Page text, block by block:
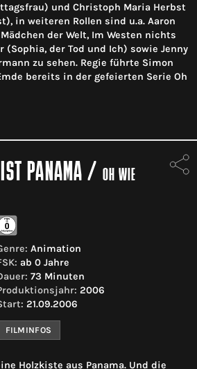
und Christoph Maria Herbst
in weiteren Rollen sind u.a. Aaron
der Welt, Im Westen nichts
(Sophia, der Tod und Ich) sowie Jenny
zu sehen. Regie führte Simon
bereits in der gefeierten Serie Oh
PANAMA / OH WIE
Animation
ab 0 Jahre
73 Minuten
2006
21.09.2006
FILMINFOS
Holzkiste aus Panama. Und die